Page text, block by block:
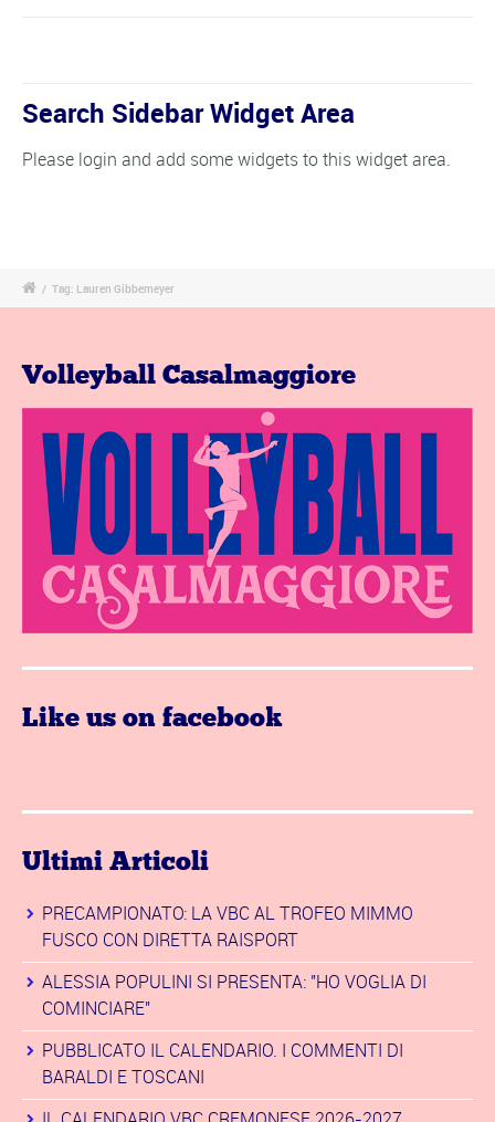
Search Sidebar Widget Area
Please login and add some widgets to this widget area.
/ Tag: Lauren Gibbemeyer
Volleyball Casalmaggiore
Like us on facebook
Ultimi Articoli
PRECAMPIONATO: LA VBC AL TROFEO MIMMO
FUSCO CON DIRETTA RAISPORT
ALESSIA POPULINI SI PRESENTA: "HO VOGLIA DI
COMINCIARE"
PUBBLICATO IL CALENDARIO. I COMMENTI DI
BARALDI E TOSCANI